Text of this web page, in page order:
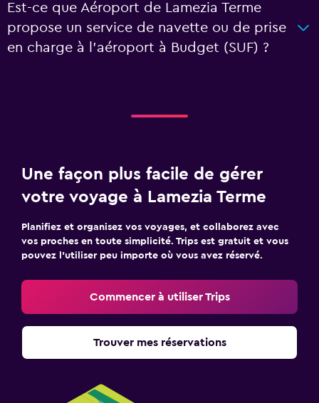
Est-ce que Aéroport de Lamezia Terme
propose un service de navette ou de prise
en charge à l’aéroport à Budget (SUF) ?
Une façon plus facile de gérer
votre voyage à Lamezia Terme
Planifiez et organisez vos voyages, et collaborez avec
vos proches en toute simplicité. Trips est gratuit et vous
pouvez l’utiliser peu importe où vous avez réservé.
Commencer à utiliser Trips
Trouver mes réservations